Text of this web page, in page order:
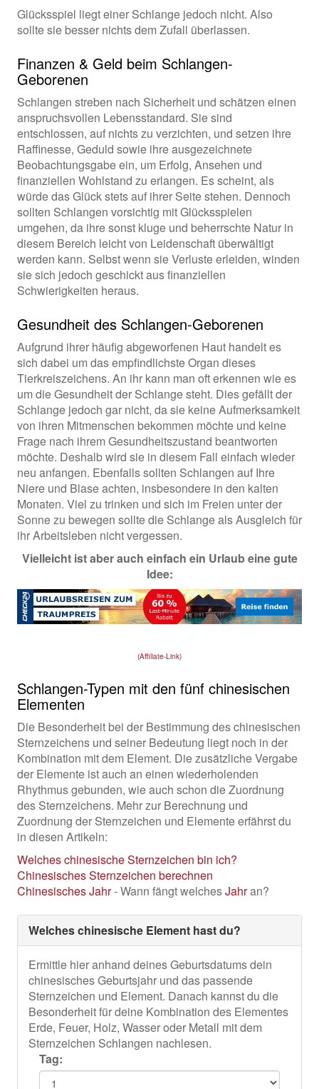
Glücksspiel liegt einer Schlange jedoch nicht. Also
sollte sie besser nichts dem Zufall überlassen.
Finanzen & Geld beim Schlangen-
Geborenen
Schlangen streben nach Sicherheit und schätzen einen
anspruchsvollen Lebensstandard. Sie sind
entschlossen, auf nichts zu verzichten, und setzen ihre
Raffinesse, Geduld sowie ihre ausgezeichnete
Beobachtungsgabe ein, um Erfolg, Ansehen und
finanziellen Wohlstand zu erlangen. Es scheint, als
würde das Glück stets auf ihrer Seite stehen. Dennoch
sollten Schlangen vorsichtig mit Glücksspielen
umgehen, da ihre sonst kluge und beherrschte Natur in
diesem Bereich leicht von Leidenschaft überwältigt
werden kann. Selbst wenn sie Verluste erleiden, winden
sie sich jedoch geschickt aus finanziellen
Schwierigkeiten heraus.
Gesundheit des Schlangen-Geborenen
Aufgrund ihrer häufig abgeworfenen Haut handelt es
sich dabei um das empfindlichste Organ dieses
Tierkreiszeichens. An ihr kann man oft erkennen wie es
um die Gesundheit der Schlange steht. Dies gefällt der
Schlange jedoch gar nicht, da sie keine Aufmerksamkeit
von ihren Mitmenschen bekommen möchte und keine
Frage nach ihrem Gesundheitszustand beantworten
möchte. Deshalb wird sie in diesem Fall einfach wieder
neu anfangen. Ebenfalls sollten Schlangen auf Ihre
Niere und Blase achten, insbesondere in den kalten
Monaten. Viel zu trinken und sich im Freien unter der
Sonne zu bewegen sollte die Schlange als Ausgleich für
ihr Arbeitsleben nicht vergessen.
Vielleicht ist aber auch einfach ein Urlaub eine gute
Idee:
(Affiliate-Link)
Schlangen-Typen mit den fünf chinesischen
Elementen
Die Besonderheit bei der Bestimmung des chinesischen
Sternzeichens und seiner Bedeutung liegt noch in der
Kombination mit dem Element. Die zusätzliche Vergabe
der Elemente ist auch an einen wiederholenden
Rhythmus gebunden, wie auch schon die Zuordnung
des Sternzeichens. Mehr zur Berechnung und
Zuordnung der Sternzeichen und Elemente erfährst du
in diesen Artikeln:
Welches chinesische Sternzeichen bin ich?
Chinesisches Sternzeichen berechnen
ChinesischesJahr- Wann fängt welchesJahran?
Welches chinesische Element hast du?
Ermittle hier anhand deines Geburtsdatums dein
chinesisches Geburtsjahr und das passende
Sternzeichen und Element. Danach kannst du die
Besonderheit für deine Kombination des Elementes
Erde, Feuer, Holz, Wasser oder Metall mit dem
Sternzeichen Schlangen nachlesen.
Tag: